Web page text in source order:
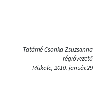
Tatárné Csonka Zsuzsanna
régióvezető
Miskolc, 2010. január.29